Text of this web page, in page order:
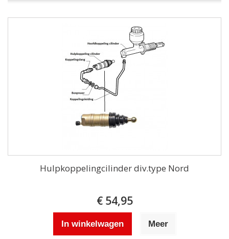
Hulpkoppelingcilinder div.type Nord
€ 54,95
In winkelwagen Meer